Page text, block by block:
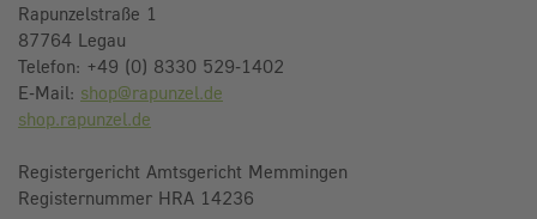
Rapunzelstraße 1
87764 Legau
Telefon: +49 (0) 8330 529-1402
E-Mail: shop@rapunzel.de
shop.rapunzel.de
Registergericht Amtsgericht Memmingen
Registernummer HRA 14236